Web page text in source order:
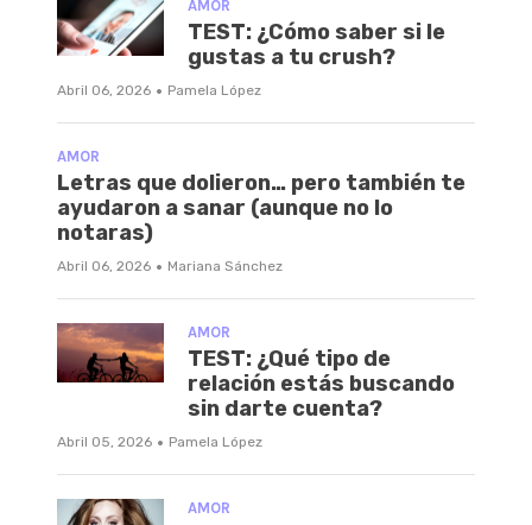
AMOR
TEST: ¿Cómo saber si le
gustas a tu crush?
Abril 06, 2026 · Pamela López
AMOR
Letras que dolieron… pero también te
ayudaron a sanar (aunque no lo
notaras)
Abril 06, 2026 · Mariana Sánchez
AMOR
TEST: ¿Qué tipo de
relación estás buscando
sin darte cuenta?
Abril 05, 2026 · Pamela López
AMOR